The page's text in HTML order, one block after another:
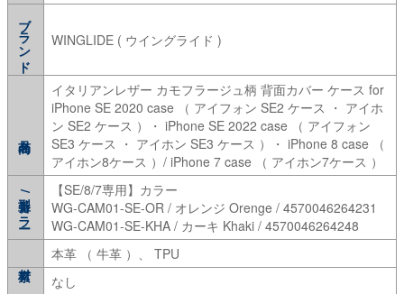
ブランド WINGLIDE ( ウイングライド )
イタリアンレザー カモフラージュ柄 背面カバー ケース for
iPhone SE 2020 case （ アイフォン SE2 ケース ・ アイホ
ン SE2 ケース ）・ iPhone SE 2022 case （ アイフォン
SE3 ケース ・ アイホン SE3 ケース ）・ iPhone 8 case （
アイホン8ケース ）/ iPhone 7 case （ アイホン7ケース ）
型番/カラー
【SE/8/7専用】カラー
WG-CAM01-SE-OR / オレンジ Orenge / 4570046264231
WG-CAM01-SE-KHA / カーキ Khaki / 4570046264248
本革 （ 牛革 ）、 TPU
なし